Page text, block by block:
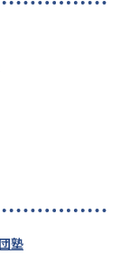
塾